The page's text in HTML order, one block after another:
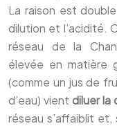
La raison est
dilution et l’acidité.
réseau de la
élevée en matière
(comme un jus de
d’eau) vient diluer la
réseau s’affaiblit